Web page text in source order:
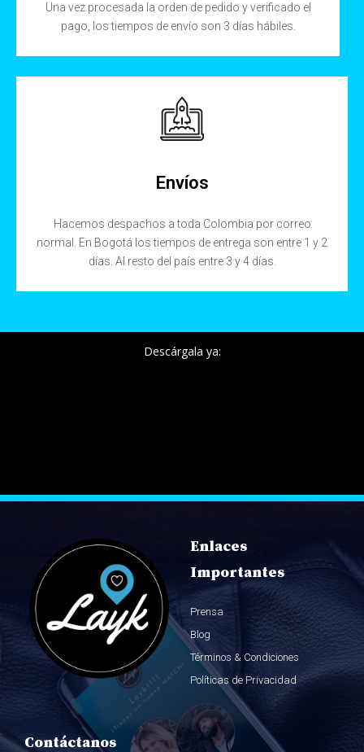
Una vez procesada la orden de pedido y verificado el
pago, los tiempos de envío son 3 días hábiles.
Envíos
Hacemos despachos a toda Colombia por correo
normal. En Bogotá los tiempos de entrega son entre 1 y 2
días. Al resto del país entre 3 y 4 días.
Descárgala ya:
Enlaces
Importantes
Prensa
Blog
Términos & Condiciones
Políticas de Privacidad
Contáctanos